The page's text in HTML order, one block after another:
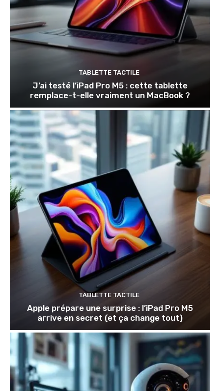
TABLETTE TACTILE
J’ai testé l’iPad Pro M5 : cette tablette
remplace-t-elle vraiment un MacBook ?
TABLETTE TACTILE
Apple prépare une surprise : l’iPad Pro M5
arrive en secret (et ça change tout)